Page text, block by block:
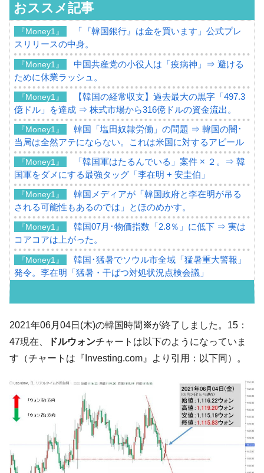
おススメ記事
『Money1』
「『韓国銀行』は金を買います」公式プレ
スリリースの中身。
『Money1』
中国共産党の小役人は「疫病神」⇒ 避ける
ために休業ラッシュ。
『Money1』
【韓国の経常収支】過去最大の黒字「497.3
億ドル」を達成 ⇒ 株式市場から316億ドルの資金流出。
『Money1』
韓国「塩田奴隷労働」の問題 ⇒ 韓国の闇･
当局は全然アテにならない。これは米国に対するアピール
『Money1』
「韓国軍はたるんでいる」案件 × ２。⇒ 韓
国軍をダメにする最強タッグ「李在明 + 安圭伯」
『Money1』
韓国メディアが「韓国政府と李在明が吊る
される可能性もあるのでは」とほのめかす。
『Money1』
韓国07月･物価指数「2.8％」に低下 ⇒ 実は
コアコアは上がった。
『Money1』
韓国･猛暑でソウル市全域「猛暑重大警報」
発令。李在明「猛暑・干ばつ対処状況点検会議」
07月販売台数は去年のほぼ半分「71台」しか売れなかっ
た。『起亜』は9台だけ
『Money1』
韓国「信用赦免を何回やっても、何回やっ
落！
『Money1』
韓国K9専用砲弾･装薬自動供給装甲車両･珍
兵器「K10」が改良に乗り出す。
『Money1』
韓国「2026年07月の輸出入」絶好調。半導
体だけで410億ドル、輸出全体の41％もある
『Money1』
韓国･李在明「青年層の雇用状況が悪い。せ
や、若者に起業させよう」⇒ どんな雇用対策だソレ。
2021年06月04日(木)の韓国時間 ※が終了しました。15：
47現在、
ドルウォンチャートは以下のようになっていま
す（チャートは『Investing.com』より引用：以下同）。